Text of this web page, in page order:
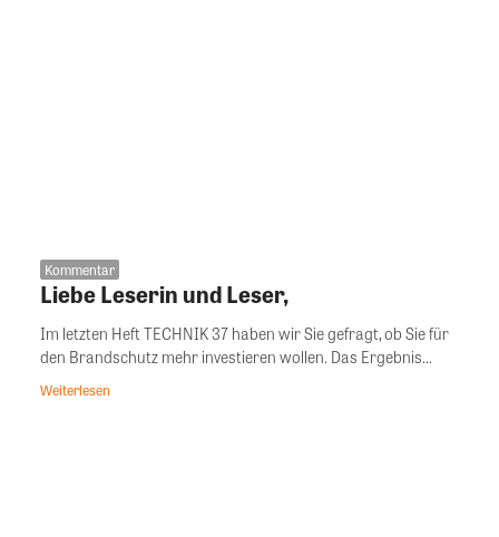
Kommentar
Liebe Leserin und Leser,
Im letzten Heft TECHNIK 37 haben wir Sie gefragt, ob Sie für
den Brandschutz mehr investieren wollen. Das Ergebnis...
Weiterlesen